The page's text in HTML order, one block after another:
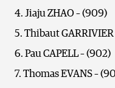
Jiaju ZHAO – (909)
Thibaut GARRIVIER
Pau CAPELL – (902)
Thomas EVANS –